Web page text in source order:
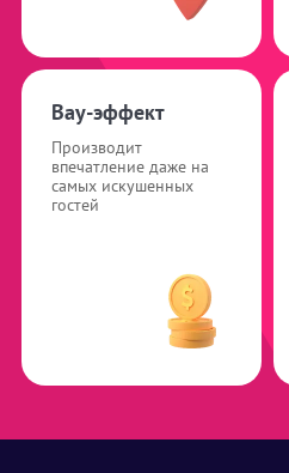
Вау-эффект
Производит
впечатление даже на
самых искушенных
гостей